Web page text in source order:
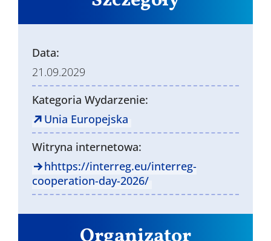
Data:
21.09.2029
Kategoria Wydarzenie:
Unia Europejska
Witryna internetowa:
hhttps://interreg.eu/interreg-
cooperation-day-2026/